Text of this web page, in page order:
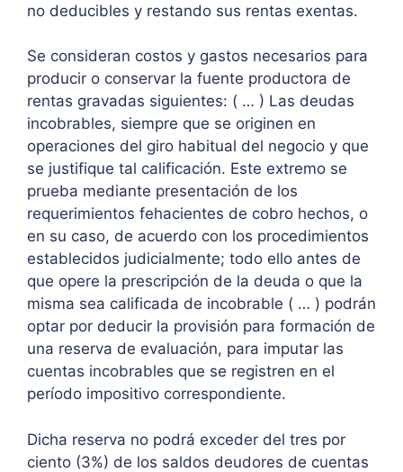
no deducibles y restando sus rentas exentas.
Se consideran costos y gastos necesarios para
producir o conservar la fuente productora de
rentas gravadas siguientes: ( … ) Las deudas
incobrables, siempre que se originen en
operaciones del giro habitual del negocio y que
se justifique tal calificación. Este extremo se
prueba mediante presentación de los
requerimientos fehacientes de cobro hechos, o
en su caso, de acuerdo con los procedimientos
establecidos judicialmente; todo ello antes de
que opere la prescripción de la deuda o que la
misma sea calificada de incobrable ( … ) podrán
optar por deducir la provisión para formación de
una reserva de evaluación, para imputar las
cuentas incobrables que se registren en el
período impositivo correspondiente.
Dicha reserva no podrá exceder del tres por
ciento (3%) de los saldos deudores de cuentas